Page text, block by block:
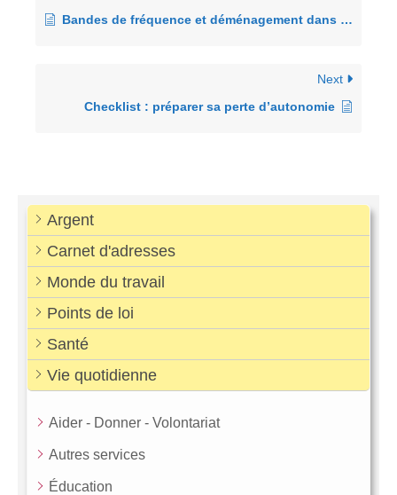
Argent
Carnet d'adresses
Monde du travail
Points de loi
Santé
Vie quotidienne
Aider - Donner - Volontariat
Autres services
Éducation
Bandes de fréquence et déménagement dans le Japon
Next
Checklist : préparer sa perte d’autonomie